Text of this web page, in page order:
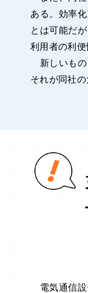
ある。効率
とは可能だ
利用者の利便
新しいもの
それが同社の
電気通信設